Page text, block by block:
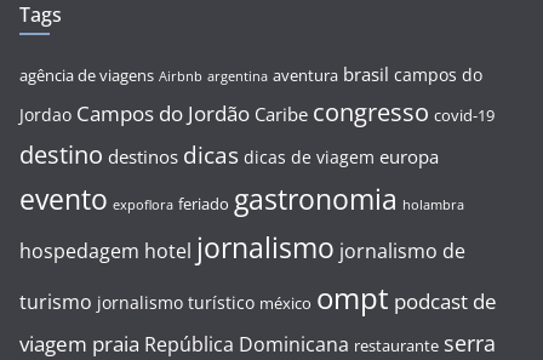
Tags
agência de viagens Airbnb argentina aventura brasil campos do
Jordao Campos do Jordão Caribe congresso covid-19
destino destinos dicas dicas de viagem europa
evento expoflora feriado gastronomia holambra
hospedagem hotel jornalismo jornalismo de
turismo jornalismo turístico méxico ompt podcast de
viagem praia República Dominicana restaurante serra